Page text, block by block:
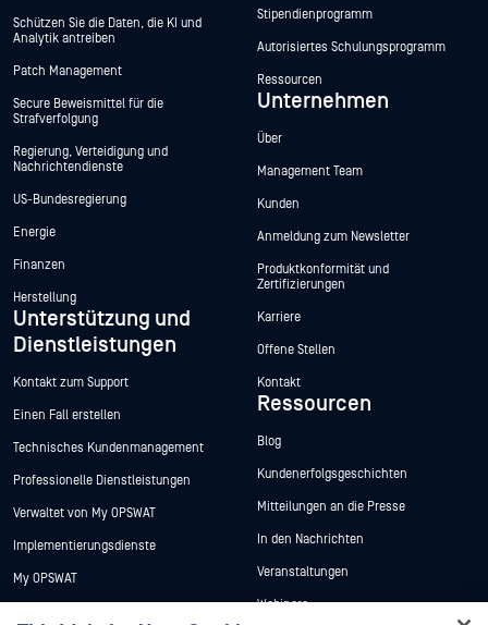
Schützen Sie die Daten, die KI und
Analytik antreiben
Patch Management
Secure Beweismittel für die
Strafverfolgung
Regierung, Verteidigung und
Nachrichtendienste
US-Bundesregierung
Energie
Finanzen
Herstellung
Unterstützung und
Dienstleistungen
Kontakt zum Support
Einen Fall erstellen
Technisches Kundenmanagement
Professionelle Dienstleistungen
Verwaltet von My OPSWAT
Implementierungsdienste
My OPSWAT
Stipendienprogramm
Autorisiertes Schulungsprogramm
Ressourcen
Unternehmen
Über
Management Team
Kunden
Anmeldung zum Newsletter
Produktkonformität und
Zertifizierungen
Karriere
Offene Stellen
Kontakt
Ressourcen
Blog
Kundenerfolgsgeschichten
Mitteilungen an die Presse
In den Nachrichten
Veranstaltungen
Webinare